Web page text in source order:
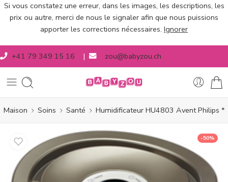
Si vous constatez une erreur, dans les images, les descriptions, les
prix ou autre, merci de nous le signaler afin que nous puissions
apporter les corrections nécessaires. Ignorer
+41 79 349 15 16 | zou@babyzou.ch
Maison Soins Santé Humidificateur HU4803 Avent Philips *
-50%